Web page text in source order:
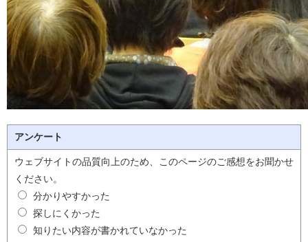
アンケート
ウェブサイトの品質向上のため、このページのご感想をお聞かせ
ください。
分かりやすかった
探しにくかった
知りたい内容が書かれていなかった